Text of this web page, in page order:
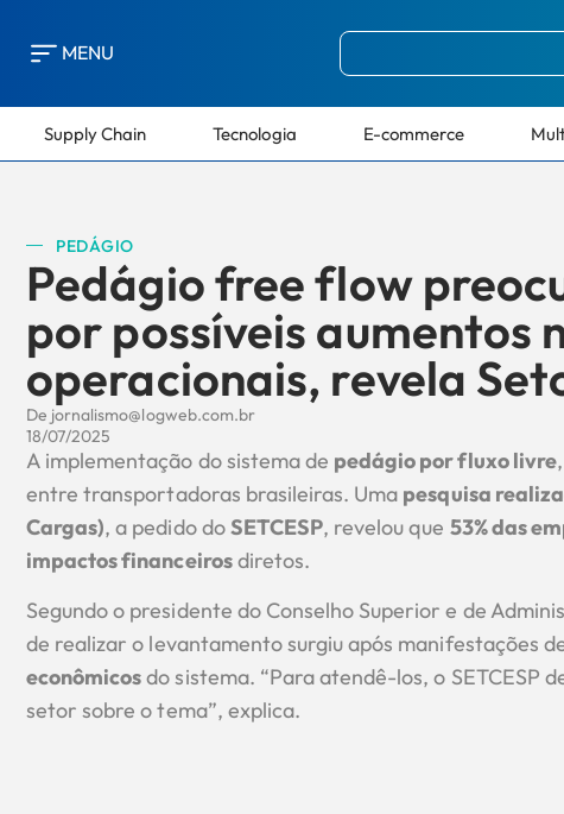
MENU
Supply Chain Tecnologia E-commerce
PEDÁGIO
Pedágio free flow
por possíveis aumentos
operacionais, revela
De jornalismo@logweb.com.br
18/07/2025
A implementação do sistema de pedágio por fluxo livre
entre transportadoras brasileiras. Uma pesquisa
Cargas), a pedido doSETCESP, revelou que 53% das
impactos financeirosdiretos.
Segundo o presidente do Conselho Superior e de
de realizar o levantamento surgiu após manifestações
econômicosdo sistema. “Para atendê-los, o SETCESP
setor sobre o tema”, explica.